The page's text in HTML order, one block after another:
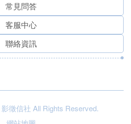
常見問答
客服中心
聯絡資訊
徵信社 All Rights Reserved.